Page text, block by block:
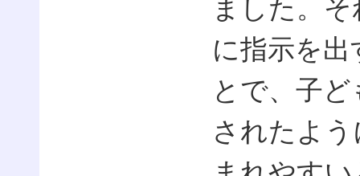
ました。
に指示を
とで、子
されたよ